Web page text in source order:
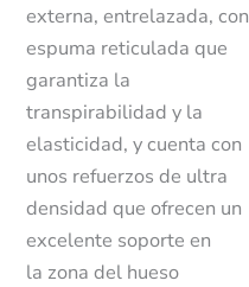
externa, entrelazada, con
espuma reticulada que
garantiza la
transpirabilidad y la
elasticidad, y cuenta con
unos refuerzos de ultra
densidad que ofrecen un
excelente soporte en
la zona del hueso